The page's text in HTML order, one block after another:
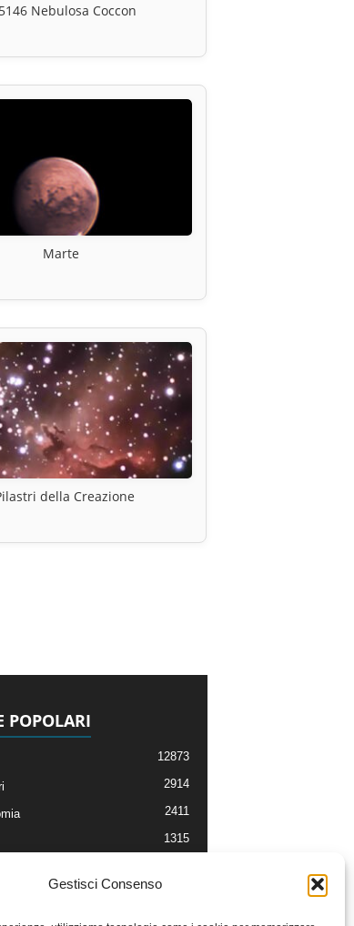
Gestisci Consenso
Nebulosa Coccon
Marte
della Creazione
POPOLARI
12873
2914
2411
1315
On-Line